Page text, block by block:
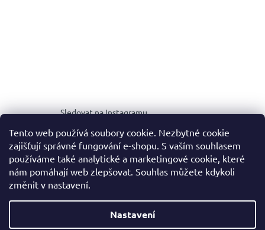
Tento web používá soubory cookie. Nezbytné cookie
zajišťují správné fungování e-shopu. S vaším souhlasem
používáme také analytické a marketingové cookie, které
nám pomáhají web zlepšovat. Souhlas můžete kdykoli
změnit v nastavení.
Nastavení
Sledovat na Instagramu
MEDIA KIT
Vytvořil Shoptet